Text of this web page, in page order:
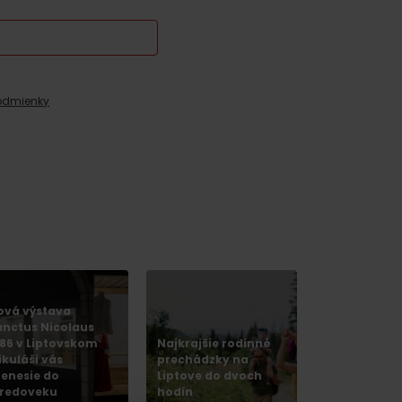
výstava
Nicolaus
v Liptovskom
vás
do
Najkrajšie rodinné
prechádzky na
Liptove do dvoch
hodín